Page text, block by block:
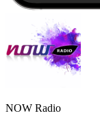
NOW Radio